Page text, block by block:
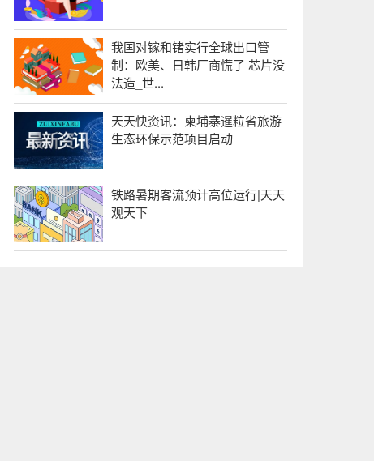
我国对镓和锗实行全球出口管
制：欧美、日韩厂商慌了 芯片没
法造_世...
天天快资讯：柬埔寨暹粒省旅游
生态环保示范项目启动
铁路暑期客流预计高位运行|天天
观天下